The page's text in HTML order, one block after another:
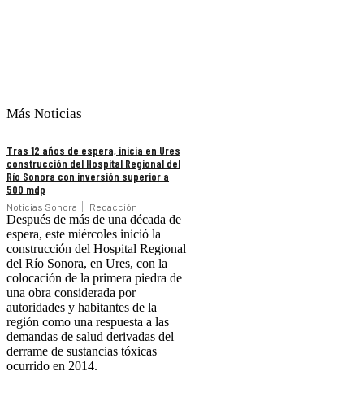
Más Noticias
Tras 12 años de espera, inicia en Ures
construcción del Hospital Regional del
Río Sonora con inversión superior a
500 mdp
Noticias Sonora Redacción
Después de más de una década de
espera, este miércoles inició la
construcción del Hospital Regional
del Río Sonora, en Ures, con la
colocación de la primera piedra de
una obra considerada por
autoridades y habitantes de la
región como una respuesta a las
demandas de salud derivadas del
derrame de sustancias tóxicas
ocurrido en 2014.